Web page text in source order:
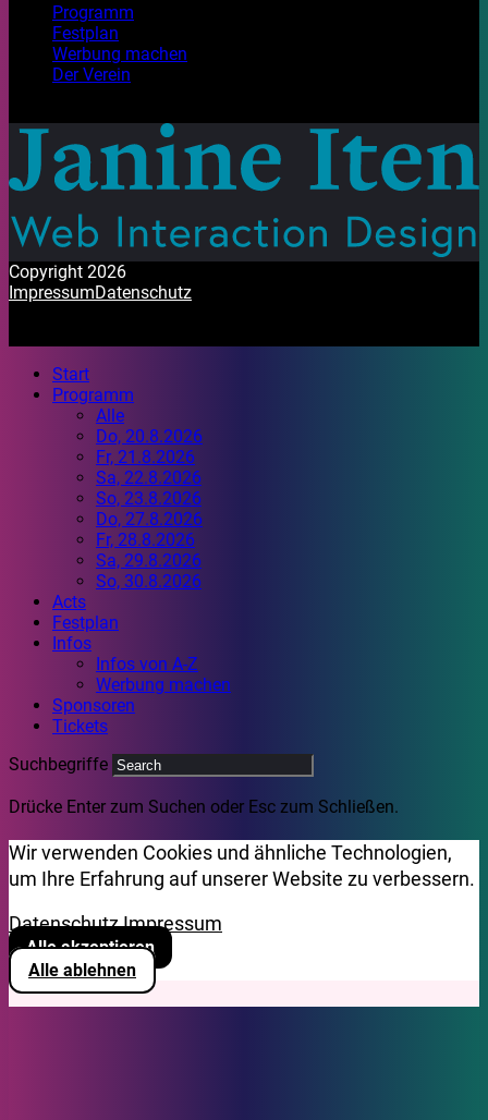
Programm
Festplan
Werbung machen
Der Verein
Copyright 2026
ImpressumDatenschutz
Start
Programm
Alle
Do, 20.8.2026
Fr, 21.8.2026
Sa, 22.8.2026
So, 23.8.2026
Do, 27.8.2026
Fr, 28.8.2026
Sa, 29.8.2026
So, 30.8.2026
Acts
Festplan
Infos
Infos von A-Z
Werbung machen
Sponsoren
Tickets
Suchbegriffe
Drücke Enter zum Suchen oder Esc zum Schließen.
Wir verwenden Cookies und ähnliche Technologien,
um Ihre Erfahrung auf unserer Website zu verbessern.
DatenschutzImpressum
Alle akzeptieren
Alle ablehnen